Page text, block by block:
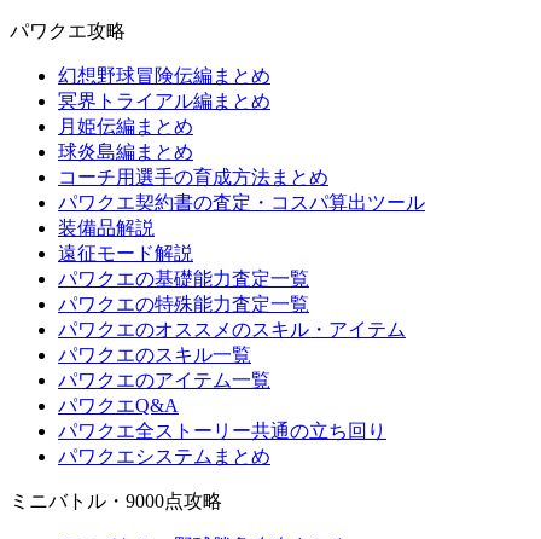
パワクエ攻略
幻想野球冒険伝編まとめ
冥界トライアル編まとめ
月姫伝編まとめ
球炎島編まとめ
コーチ用選手の育成方法まとめ
パワクエ契約書の査定・コスパ算出ツール
装備品解説
遠征モード解説
パワクエの基礎能力査定一覧
パワクエの特殊能力査定一覧
パワクエのオススメのスキル・アイテム
パワクエのスキル一覧
パワクエのアイテム一覧
パワクエQ&A
パワクエ全ストーリー共通の立ち回り
パワクエシステムまとめ
ミニバトル・9000点攻略